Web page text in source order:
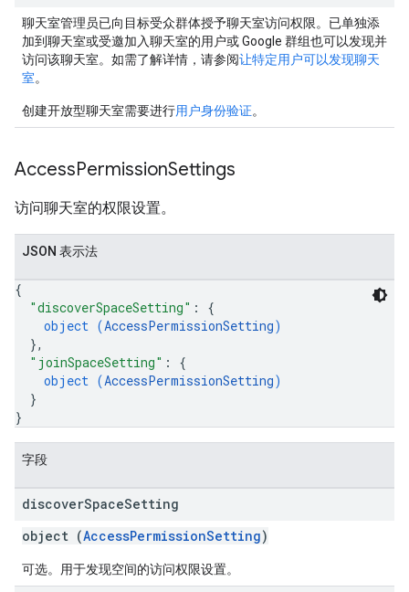
聊天室管理员已向目标受众群体授予聊天室访问权限。已单独添
加到聊天室或受邀加入聊天室的用户或 Google 群组也可以发现并
访问该聊天室。如需了解详情，请参阅让特定用户可以发现聊天
室。
创建开放型聊天室需要进行用户身份验证。
AccessPermissionSettings
访问聊天室的权限设置。
JSON 表示法
{
"discoverSpaceSetting" : {
object (AccessPermissionSetting)
},
"joinSpaceSetting" : {
object (AccessPermissionSetting)
}
}
字段
discoverSpaceSetting
object (AccessPermissionSetting)
可选。用于发现空间的访问权限设置。